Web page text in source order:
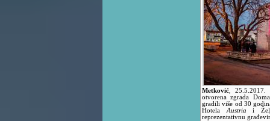
Metković ,25.5.2017.
otvorena zgrada
gradili više od 30
Hotela Austria i
reprezentativnu